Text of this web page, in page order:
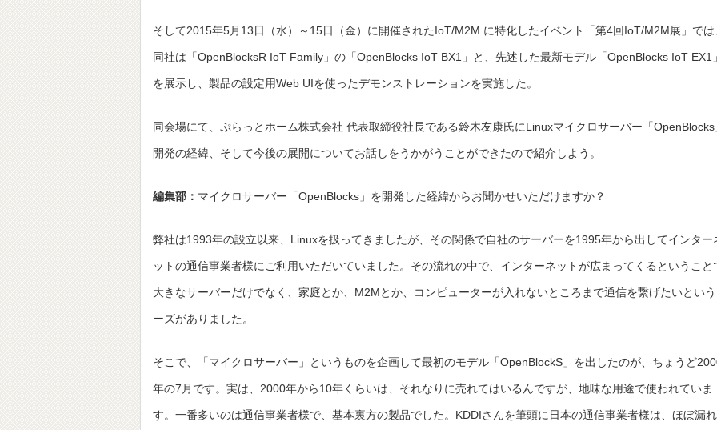
き
「OpenBlocks」
の
年
は
そして2015年5月13日（水）～15日（金）に開催されたIoT/M2M に特化したイベント「第4回IoT/M2M展」では
同社は「OpenBlocksR IoT Family」の「OpenBlocks IoT BX1」と、先述した最新モデル「OpenBlocks IoT EX1」
を展示し、製品の設定用Web UIを使ったデモンストレーションを実施した。
同会場にて、ぷらっとホーム株式会社 代表取締役社長である鈴木友康氏にLinuxマイクロサーバー「OpenBlocks
開発の経緯、そして今後の展開についてお話しをうかがうことができたので紹介しよう。
編集部： マイクロサーバー「OpenBlocks」を開発した経緯からお聞かせいただけますか？
弊社は1993年の設立以来、Linuxを扱ってきましたが、その関係で自社のサーバーを1995年から出してインター
ットの通信事業者様にご利用いただいていました。その流れの中で、インターネットが広まってくるということ
大きなサーバーだけでなく、家庭とか、M2Mとか、コンピューターが入れないところまで通信を繋げたいという
ーズがありました。
そこで、「マイクロサーバー」というものを企画して最初のモデル「OpenBlockS」を出したのが、ちょうど
年の7月です。実は、2000年から10年くらいは、それなりに売れてはいるんですが、地味な用途で使われていま
す。一番多いのは通信事業者様で、基本裏方の製品でした。KDDIさんを筆頭に日本の通信事業者様は、ほぼ漏れ